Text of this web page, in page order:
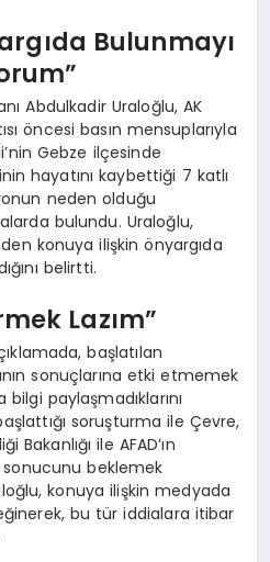
Bulunmayı
Abdulkadir Uraloğlu, AK
öncesi basın mensuplarıyla
Gebze ilçesinde
hayatını kaybettiği 7 katlı
neden olduğu
bulundu. Uraloğlu,
konuya ilişkin önyargıda
belirtti.
Lazım”
başlatılan
sonuçlarına etki etmemek
paylaşmadıklarını
soruşturma ile Çevre,
Bakanlığı ile AFAD’ın
beklemek
konuya ilişkin medyada
bu tür iddialara itibar